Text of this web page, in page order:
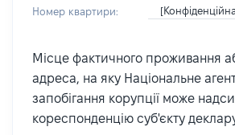
Номер квартири:
Місце фактичного проживання
адреса, на яку Національне
запобігання корупції може
кореспонденцію суб'єкту